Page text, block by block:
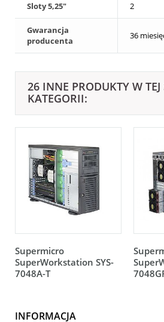
Sloty 5,25" 2
Gwarancja
producenta
36
26 INNE PRODUKTY W TEJ
KATEGORII:
Supermicro
SuperWorkstation SYS-
7048A-T
INFORMACJA